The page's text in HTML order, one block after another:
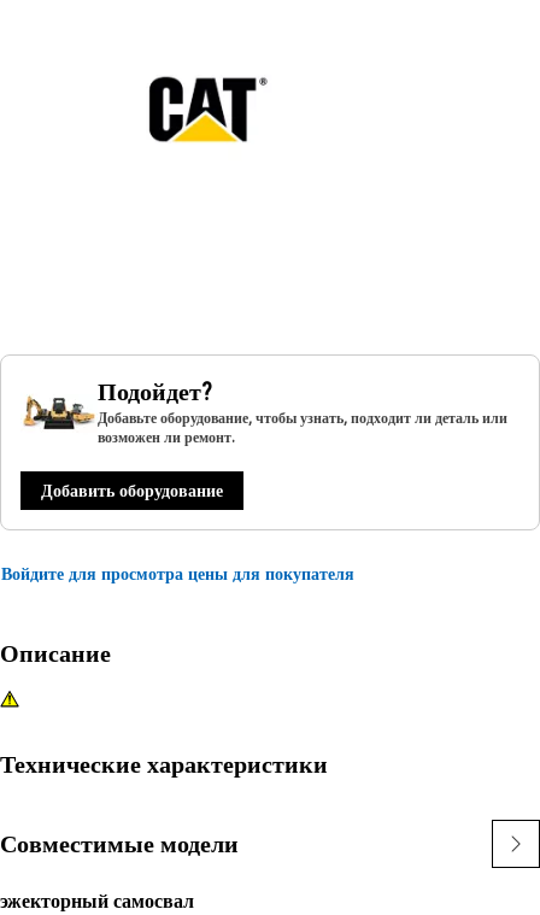
Подойдет?
Добавьте оборудование, чтобы узнать, подходит ли деталь или
возможен ли ремонт.
Добавить оборудование
Войдите для просмотра цены для покупателя
Описание
Технические характеристики
Совместимые модели
эжекторный самосвал